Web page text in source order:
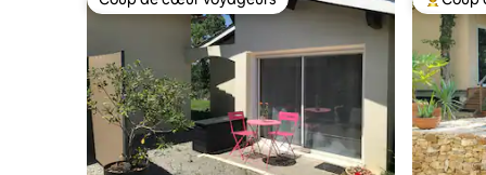
Coup de cœur voyageurs Coups